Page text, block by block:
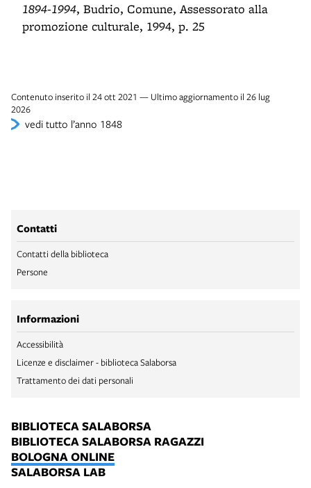
1894-1994, Budrio, Comune, Assessorato alla
promozione culturale, 1994, p. 25
Contenuto inserito il 24 ott 2021 — Ultimo aggiornamento il 26 lug
2026
vedi tutto l’anno 1848
Contatti
Contatti della biblioteca
Persone
Informazioni
Accessibilità
Licenze e disclaimer - biblioteca Salaborsa
Trattamento dei dati personali
BIBLIOTECA SALABORSA
BIBLIOTECA SALABORSA RAGAZZI
BOLOGNA ONLINE
SALABORSA LAB